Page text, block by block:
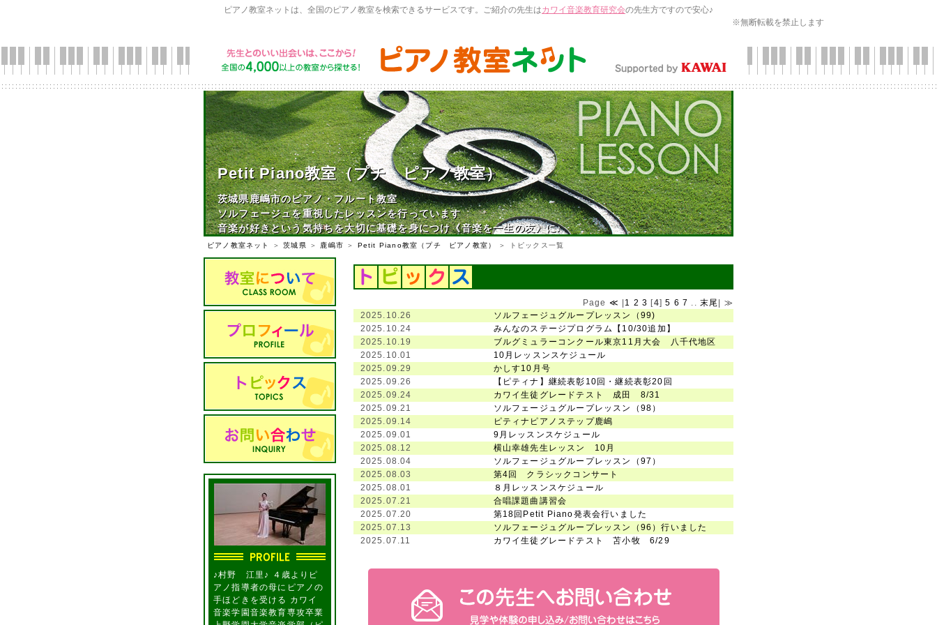
ピアノ教室ネットは、全国のピアノ教室を検索できるサービスです。ご紹介の先生はカワイ音楽教育研究会の先生方ですので安心♪
※無断転載を禁止します
Petit Piano教室（プチ ピアノ教室）
茨城県鹿嶋市のピアノ・フルート教室
ソルフェージュを重視したレッスンを行っています
音楽が好きという気持ちを大切に基礎を身につけ《音楽を一生の友》に♪
ピアノ教室ネット ＞茨城県 ＞ 鹿嶋市 ＞ Petit Piano教室（プチ ピアノ教室） ＞ トピックス一覧
♪村野 江里♪ ４歳よりピ
アノ指導者の母にピアノの
手ほどきを受ける カワイ
音楽学園音楽教育専攻卒業
Page ≪ 1 2 3 [4]5 6 7 .. 末尾
≫
2025.10.26
ソルフェージュグループレッスン（99)
2025.10.24
みんなのステージプログラム【10/30追加】
2025.10.19
ブルグミュラーコンクール東京11月大会 八千代地区
2025.10.01
10月レッスンスケジュール
2025.09.29
かしす10月号
2025.09.26
【ピティナ】継続表彰10回・継続表彰20回
2025.09.24
カワイ生徒グレードテスト 成田 8/31
2025.09.21
ソルフェージュグループレッスン（98）
2025.09.14
ピティナピアノステップ鹿嶋
2025.09.01
9月レッスンスケジュール
2025.08.12
横山幸雄先生レッスン 10月
2025.08.04
ソルフェージュグループレッスン（97）
2025.08.03
第4回 クラシックコンサート
2025.08.01
８月レッスンスケジュール
2025.07.21
合唱課題曲講習会
2025.07.20
第18回Petit Piano発表会行いました
2025.07.13
ソルフェージュグループレッスン（96）行いました
2025.07.11
カワイ生徒グレードテスト 苫小牧 6/29